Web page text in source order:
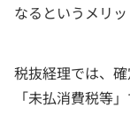
なるというメリッ
税抜経理では、
「未払消費税等